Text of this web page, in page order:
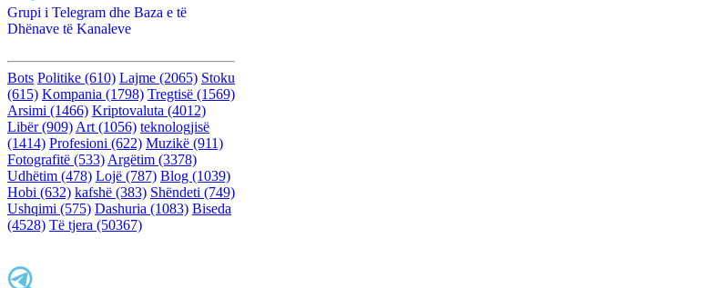
Grupi i Telegram dhe Baza e të
Dhënave të Kanaleve
Bots Politike (610) Lajme (2065) Stoku
(615) Kompania (1798) Tregtisë (1569)
Arsimi (1466) Kriptovaluta (4012)
Libër (909) Art (1056) teknologjisë
(1414) Profesioni (622) Muzikë (911)
Fotografitë (533) Argëtim (3378)
Udhëtim (478) Lojë (787) Blog (1039)
Hobi (632) kafshë (383) Shëndeti (749)
Ushqimi (575) Dashuria (1083) Biseda
(4528) Të tjera (50367)